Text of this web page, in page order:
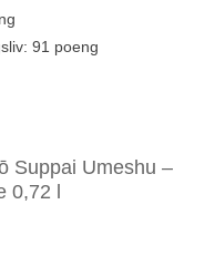
91 poeng
Suppai Umeshu –
0,72 l